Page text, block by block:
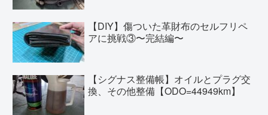
【DIY】傷ついた革財布のセルフリペ
アに挑戦③〜完結編〜
【シグナス整備帳】オイルとプラグ交
換、その他整備【ODO=44949km】